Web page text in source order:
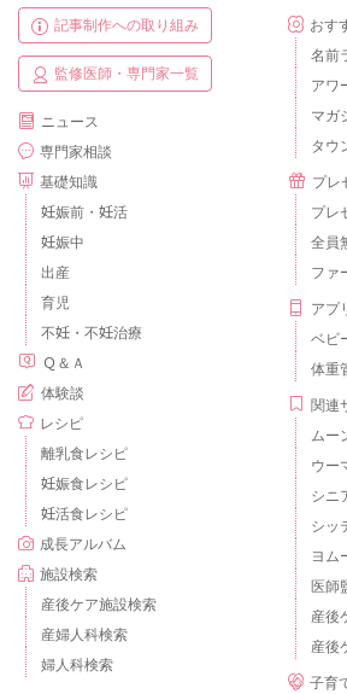
記事制作への取り組み
監修医師・専門家一覧
ニュース
専門家相談
基礎知識
妊娠前・妊活
妊娠中
出産
育児
不妊・不妊治療
Ｑ＆Ａ
体験談
レシピ
離乳食レシピ
妊娠食レシピ
妊活食レシピ
成長アルバム
施設検索
産後ケア施設検索
産婦人科検索
婦人科検索
おす
名前
アワ
マガ
タウ
プレ
プレ
全員
ファ
アプ
ベビ
体重
関連
ムー
ウー
シニ
シッ
ヨム
医師
産後
産後
子育